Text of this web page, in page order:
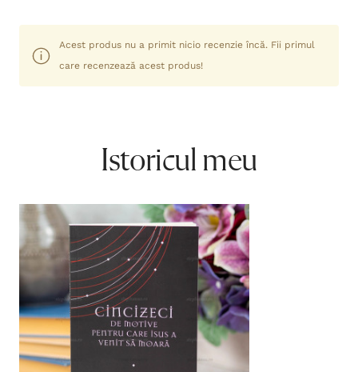
Acest produs nu a primit nicio recenzie încă. Fii primul
care recenzează acest produs!
Istoricul meu